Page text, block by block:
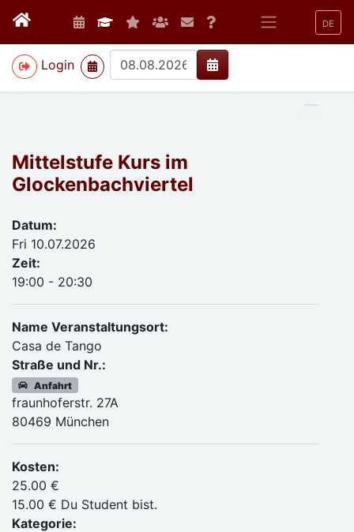
DE
Login
>
Mittelstufe Kurs im
Glockenbachviertel
Datum:
Fri 10.07.2026
Zeit:
19:00 - 20:30
Name Veranstaltungsort:
Casa de Tango
Straße und Nr.:
Anfahrt
fraunhoferstr. 27A
80469 München
Kosten:
25.00 €
15.00 € Du Student bist.
Kategorie: